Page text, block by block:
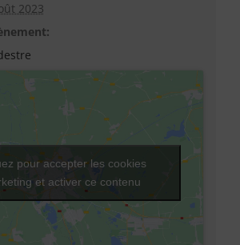
2023
pour accepter les cookies
et activer ce contenu